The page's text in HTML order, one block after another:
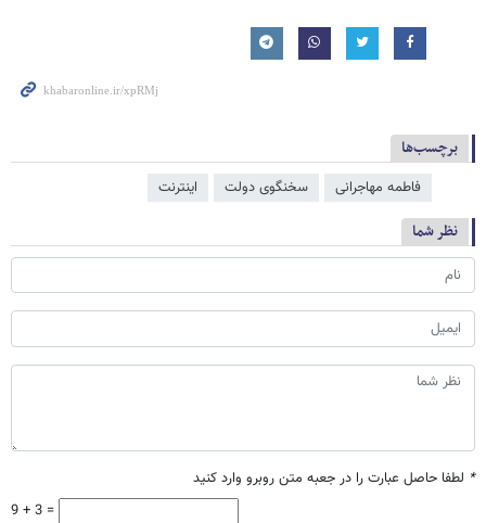
برچسب‌ها
فاطمه مهاجرانی سخنگوی دولت اینترنت
نظر شما
* لطفا حاصل عبارت را در جعبه متن روبرو وارد کنید
9 + 3 =